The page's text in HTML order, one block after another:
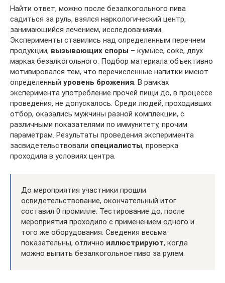
Найти ответ, можно после безалкогольного пива
садиться за руль, взялся наркологический центр,
занимающийся лечением, исследованиями.
Эксперименты ставились над определенным перечнем
продукции, вызывающих споры – кумысе, соке, двух
марках безалкогольного. Подбор материала объективно
мотивировался тем, что перечисленные напитки имеют
определенный уровень брожения. В рамках
эксперимента употребление прочей пищи до, в процессе
проведения, не допускалось. Среди людей, проходивших
отбор, оказались мужчины разной комплекции, с
различными показателями по иммунитету, прочим
параметрам. Результаты проведения эксперимента
засвидетельствовали специалисты, проверка
проходила в условиях центра.
До мероприятия участники прошли
освидетельствование, окончательный итог
составил 0 промилле. Тестирование до, после
мероприятия проходило с применением одного и
того же оборудования. Сведения весьма
показательны, отлично иллюстрируют, когда
можно выпить безалкогольное пиво за рулем.